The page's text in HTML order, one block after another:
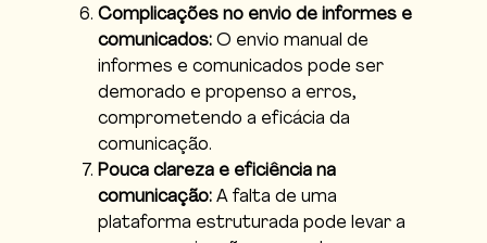
Complicações no envio de informes e
comunicados: O envio manual de
informes e comunicados pode ser
demorado e propenso a erros,
comprometendo a eficácia da
comunicação.
Pouca clareza e eficiência na
comunicação: A falta de uma
plataforma estruturada pode levar a